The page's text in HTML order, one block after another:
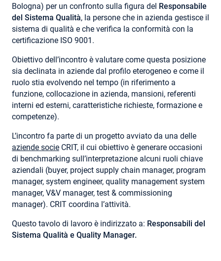
Bologna) per un confronto sulla figura del Responsabile
del Sistema Qualità, la persone che in azienda gestisce il
sistema di qualità e che verifica la conformità con la
certificazione ISO 9001.
Obiettivo dell’incontro è valutare come questa posizione
sia declinata in aziende dal profilo eterogeneo e come il
ruolo stia evolvendo nel tempo (in riferimento a
funzione, collocazione in azienda, mansioni, referenti
interni ed esterni, caratteristiche richieste, formazione e
competenze).
L’incontro fa parte di un progetto avviato da una delle
aziende socie CRIT, il cui obiettivo è generare occasioni
di benchmarking sull’interpretazione alcuni ruoli chiave
aziendali (buyer, project supply chain manager, program
manager, system engineer, quality management system
manager, V&V manager, test & commissioning
manager). CRIT coordina l’attività.
Questo tavolo di lavoro è indirizzato a: Responsabili del
Sistema Qualità e Quality Manager.